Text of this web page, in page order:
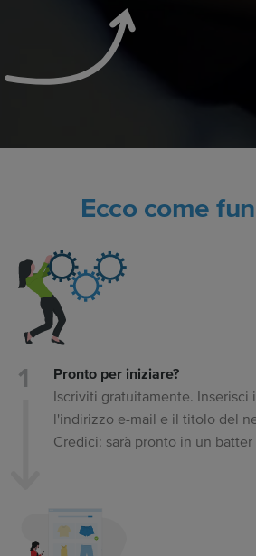
Ecco come
Pronto per iniziare?
Iscriviti gratuitamente. Inserisci
l'indirizzo e-mail e il titolo del
Credici: sarà pronto in un